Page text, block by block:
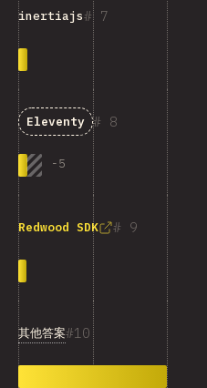
7
inertiajs
8
Eleventy
-5
9
Redwood SDK
10
其他答案